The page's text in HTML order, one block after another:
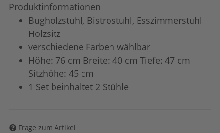
Produktinformationen
Bugholzstuhl, Bistrostuhl, Esszimmerstuhl
Holzsitz
verschiedene Farben wählbar
Höhe: 76 cm Breite: 40 cm Tiefe: 47 cm
Sitzhöhe: 45 cm
1 Set beinhaltet 2 Stühle
Frage zum Artikel